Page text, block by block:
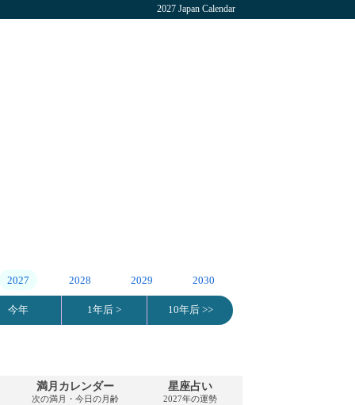
2027 Japan Calendar
2027 2028 2029 2030
今年 1年后 > 10年后 >>
満月カレンダー
次の満月・今日の月齢
星座占い
2027年の運勢